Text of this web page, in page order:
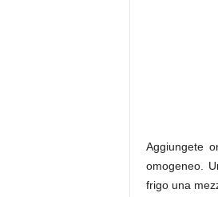
Aggiungete
omogeneo.
frigo una